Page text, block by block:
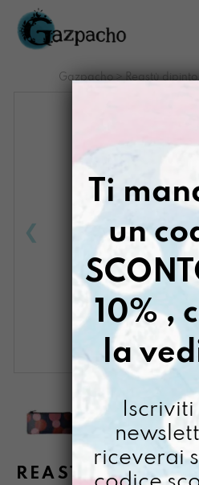
Salta
contenuto
Gazpacho> Reastù
REASTÙ
Ti
un
10% ,
la
riceverai